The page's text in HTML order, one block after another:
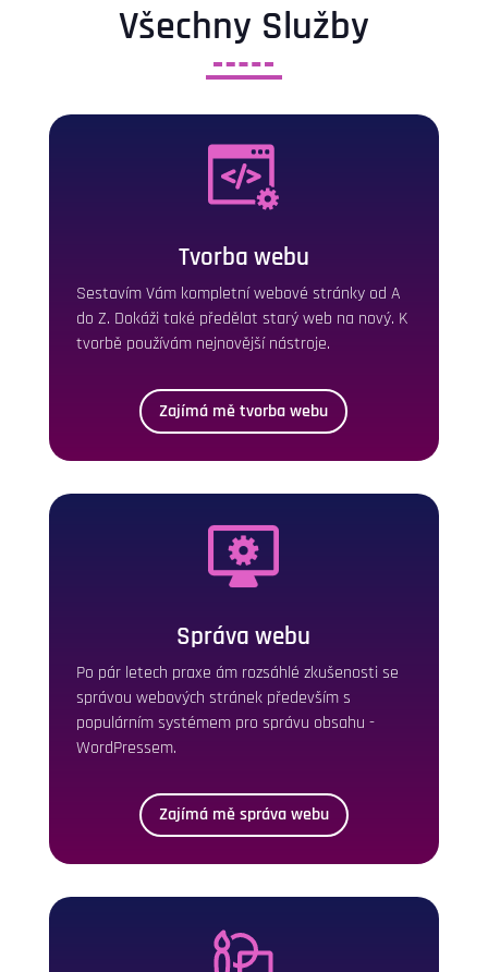
Všechny Služby
Tvorba webu
Sestavím Vám kompletní webové stránky od A
do Z. Dokáži také předělat starý web na nový. K
tvorbě používám nejnovější nástroje.
Zajímá mě tvorba webu
Správa webu
Po pár letech praxe ám rozsáhlé zkušenosti se
správou webových stránek především s
populárním systémem pro správu obsahu -
WordPressem.
Zajímá mě správa webu